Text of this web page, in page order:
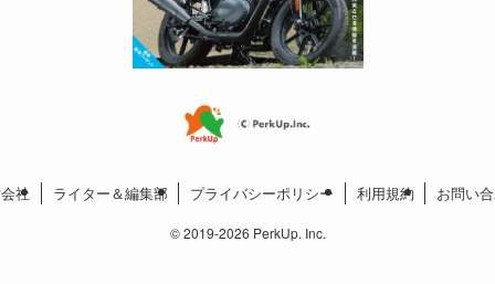
社 ライター＆編集部 プライバシーポリシー 利用規約 お問い
©2019-2026 PerkUp. Inc.